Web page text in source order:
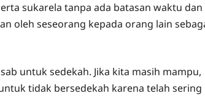
sukarela tanpa ada batasan waktu dan
oleh seseorang kepada orang lain
untuk sedekah. Jika kita masih mampu,
tidak bersedekah karena telah sering